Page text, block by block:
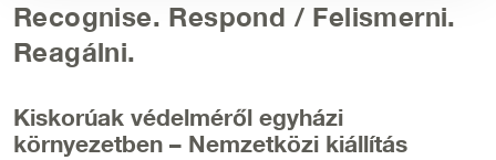
Recognise. Respond / Felismerni.
Reagálni.
Kiskorúak védelméről egyházi
környezetben – Nemzetközi kiállítás